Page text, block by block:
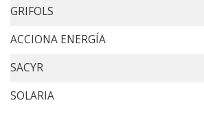
GRIFOLS
ACCIONA ENERGÍA
SACYR
SOLARIA